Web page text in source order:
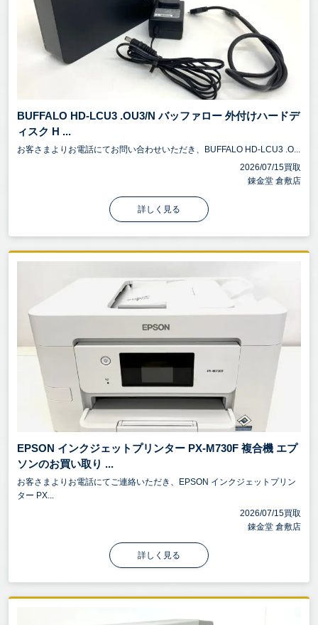
BUFFALO HD-LCU3 .OU3/N バッファロー 外付けハードデ
ィスク H ...
お客さまよりお電話にてお問い合わせいただき、BUFFALO HD-LCU3 .O...
2026/07/15買取
錬金堂 倉敷店
詳しく見る
EPSON インクジェットプリンター PX-M730F 複合機 エプ
ソンのお買い取り ...
お客さまよりお電話にてご連絡いただき、EPSON インクジェットプリン
ター PX...
2026/07/15買取
錬金堂 倉敷店
詳しく見る